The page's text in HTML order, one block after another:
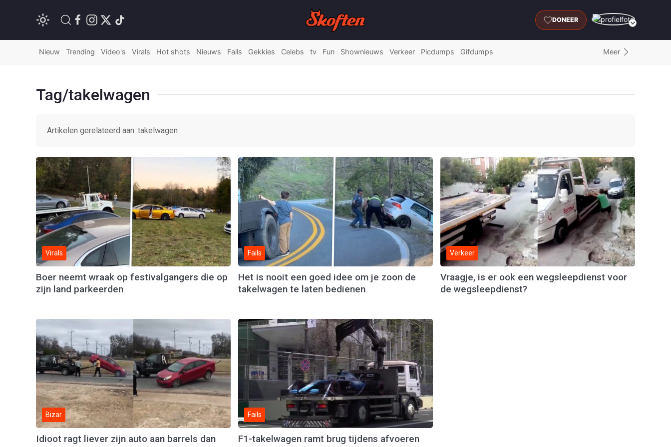
DONEER
Nieuw Trending Video's Virals Hot shots Nieuws Fails Gekkies Celebs tv Fun Shownieuws Verkeer Picdumps Gifdumps Meer
Tag/takelwagen
Artikelen gerelateerd aan: takelwagen
Virals
Boer neemt wraak op festivalgangers die op
zijn land parkeerden
Fails
Het is nooit een goed idee om je zoon de
takelwagen te laten bedienen
Verkeer
Vraagje, is er ook een wegsleepdienst voor
de wegsleepdienst?
Bizar
Idioot ragt liever zijn auto aan barrels dan
Fails
F1-takelwagen ramt brug tijdens afvoeren